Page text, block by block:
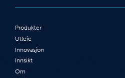
Produkter
Utleie
Innovasjon
Innsikt
Om